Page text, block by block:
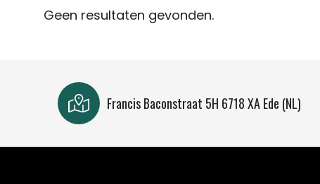
Geen resultaten gevonden.
Francis Baconstraat 5H 6718 XA Ede (NL)